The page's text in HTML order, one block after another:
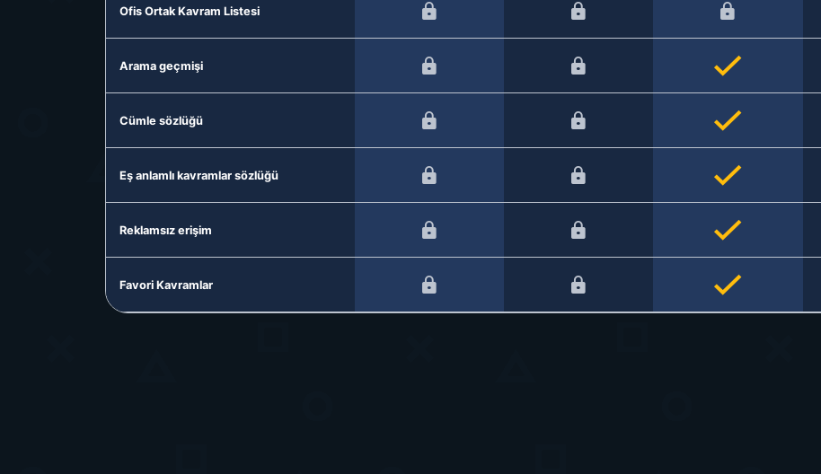
Ofis Ortak Kavram Listesi
Arama geçmişi
Cümle sözlüğü
Eş anlamlı kavramlar sözlüğü
Reklamsız erişim
Favori Kavramlar